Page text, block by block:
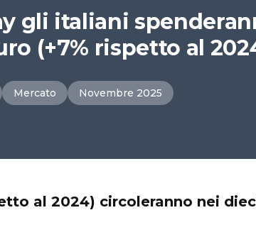
gli italiani
(+7% rispetto al
Mercato Novembre 2025
al 2024) circoleranno nei